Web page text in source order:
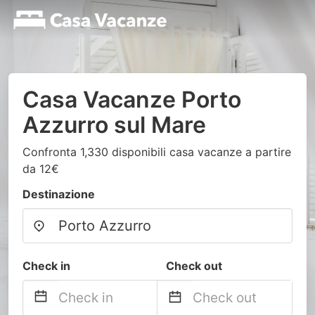
Casa Vacanze Porto
Azzurro sul Mare
Confronta 1,330 disponibili casa vacanze a partire
da 12€
Destinazione
Check in Check out